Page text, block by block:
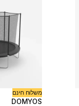
משלוח חינם
DOMYOS